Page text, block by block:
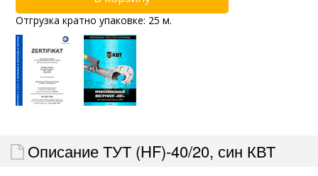
Отгрузка кратно упаковке: 25 м.
Описание ТУТ (HF)-40/20, син КВТ